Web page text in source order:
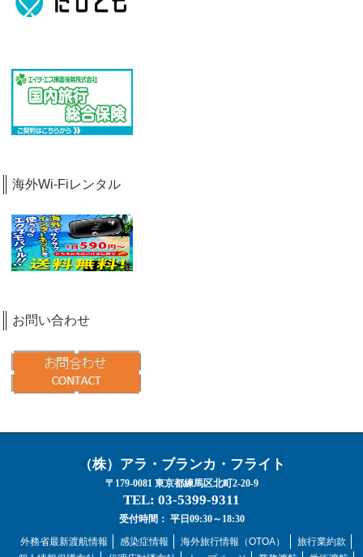
海外Wi-Fiレンタル
お問い合わせ
（株）アラ・ブランカ・フライト
〒179-0081 東京都練馬区北町2-20-9
TEL: 03-5399-9311
受付時間： 平日09:30～18:30
外務省最新渡航情報
感染症情報 海外旅行情報（OTOA）
旅行業約款